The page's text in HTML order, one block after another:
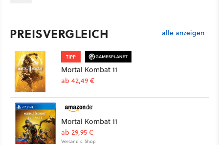
PREISVERGLEICH alle anzeigen
TIPP
Mortal Kombat 11
ab 42,49 €
Mortal Kombat 11
ab 29,95 €
Versand s. Shop